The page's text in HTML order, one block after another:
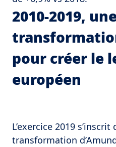
2010-2019,
pour créer le
européen
L’exercice 2019
transformation